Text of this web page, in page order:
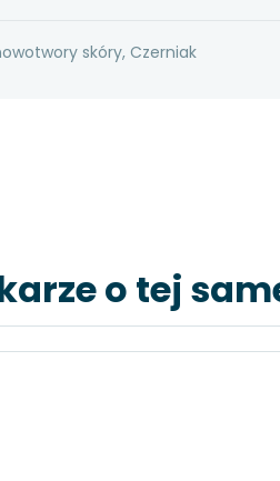
skóry, Czerniak
o tej